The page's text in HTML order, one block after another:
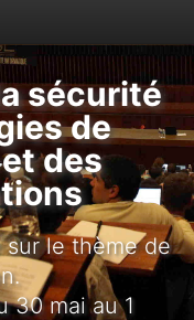
sécurité
de
des
le thème de
30 mai au 1